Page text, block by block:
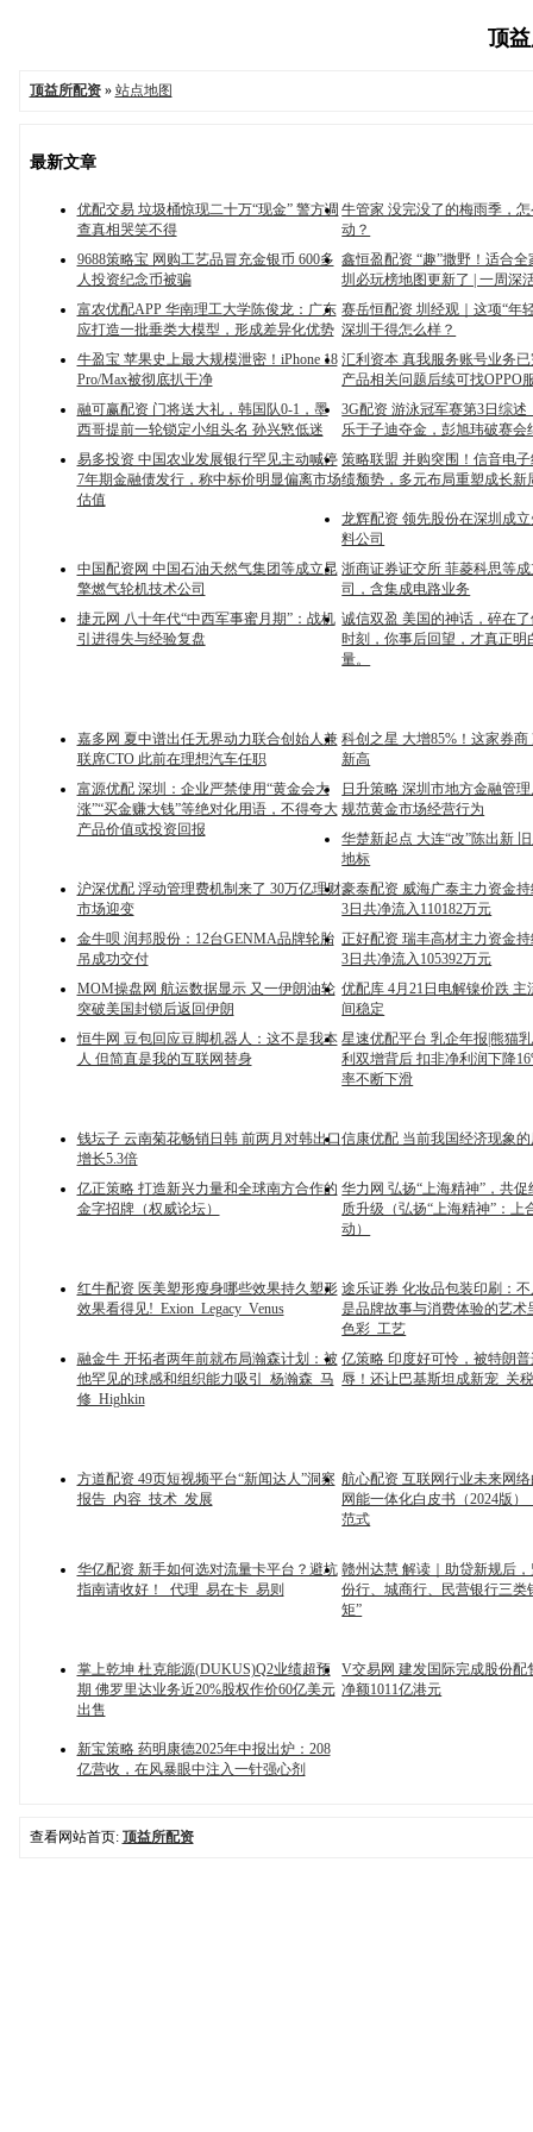
顶
顶益所配资» 站点地图
最新文章
优配交易 垃圾桶惊现二十万“现金” 警方调
查真相哭笑不得
牛管家 没完没了的梅雨季，
动？
9688策略宝 网购工艺品冒充金银币 600多
人投资纪念币被骗
鑫恒盈配资 “趣”撒野！适合
圳必玩榜地图更新了 | 一周深
富农优配APP 华南理工大学陈俊龙：广东
应打造一批垂类大模型，形成差异化优势
赛岳恒配资 圳经观｜这项“年
深圳干得怎么样？
牛盈宝 苹果史上最大规模泄密！iPhone 18
Pro/Max被彻底扒干净
汇利资本 真我服务账号业务
产品相关问题后续可找OPPO
融可赢配资 门将送大礼，韩国队0-1，墨
西哥提前一轮锁定小组头名 孙兴慜低迷
3G配资 游泳冠军赛第3日综述
乐于子迪夺金，彭旭玮破赛会
易多投资 中国农业发展银行罕见主动喊停
7年期金融债发行，称中标价明显偏离市场
估值
策略联盟 并购突围！信音电
绩颓势，多元布局重塑成长新
龙辉配资 领先股份在深圳成
料公司
中国配资网 中国石油天然气集团等成立昆
擎燃气轮机技术公司
浙商证券证交所 菲菱科思等
司，含集成电路业务
捷元网 八十年代“中西军事蜜月期”：战机
引进得失与经验复盘
诚信双盈 美国的神话，碎在
时刻，你事后回望，才真正明
量。
嘉多网 夏中谱出任无界动力联合创始人兼
联席CTO 此前在理想汽车任职
科创之星 大增85%！这家券商
新高
富源优配 深圳：企业严禁使用“黄金会大
涨”“买金赚大钱”等绝对化用语，不得夸大
产品价值或投资回报
日升策略 深圳市地方金融管
规范黄金市场经营行为
华楚新起点 大连“改”陈出新
地标
沪深优配 浮动管理费机制来了 30万亿理财
市场迎变
豪泰配资 威海广泰主力资金
3日共净流入110182万元
金牛呗 润邦股份：12台GENMA品牌轮胎
吊成功交付
正好配资 瑞丰高材主力资金
3日共净流入105392万元
MOM操盘网 航运数据显示 又一伊朗油轮
突破美国封锁后返回伊朗
优配库 4月21日电解镍价跌 主
间稳定
恒牛网 豆包回应豆脚机器人：这不是我本
人 但简直是我的互联网替身
星速优配平台 乳企年报|熊猫
利双增背后 扣非净利润下降
率不断下滑
钱坛子 云南菊花畅销日韩 前两月对韩出口
增长5.3倍
信康优配 当前我国经济现象
亿正策略 打造新兴力量和全球南方合作的
金字招牌（权威论坛）
华力网 弘扬“上海精神”，共
质升级（弘扬“上海精神”：上
动）
红牛配资 医美塑形瘦身哪些效果持久塑形
效果看得见!_Exion_Legacy_Venus
途乐证券 化妆品包装印刷：
是品牌故事与消费体验的艺术
色彩_工艺
融金牛 开拓者两年前就布局瀚森计划：被
他罕见的球感和组织能力吸引_杨瀚森_马
修_Highkin
亿策略 印度好可怜，被特朗
辱！还让巴基斯坦成新宠_关
方道配资 49页短视频平台“新闻达人”洞察
报告_内容_技术_发展
航心配资 互联网行业未来网
网能一体化白皮书（2024版）
范式
华亿配资 新手如何选对流量卡平台？避坑
指南请收好！_代理_易在卡_易则
赣州达慧 解读｜助贷新规后
份行、城商行、民营银行三类
矩”
掌上乾坤 杜克能源(DUKUS)Q2业绩超预
期 佛罗里达业务近20%股权作价60亿美元
出售
V交易网 建发国际完成股份配
净额1011亿港元
新宝策略 药明康德2025年中报出炉：208
亿营收，在风暴眼中注入一针强心剂
查看网站首页: 顶益所配资